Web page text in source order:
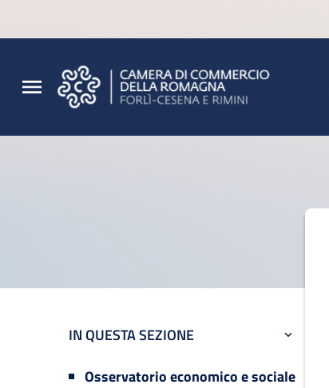
IN QUESTA SEZIONE
Osservatorio economico e sociale